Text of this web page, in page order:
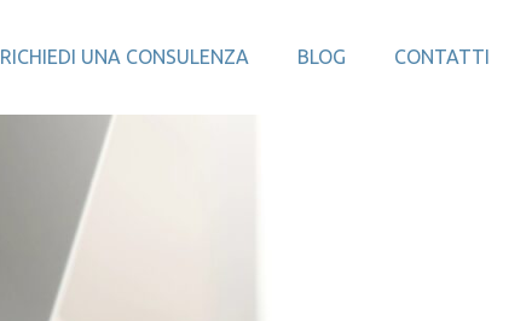
RICHIEDI UNA CONSULENZA BLOG CONTATTI